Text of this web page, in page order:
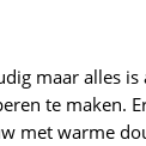
maar alles is
te maken.
met warme